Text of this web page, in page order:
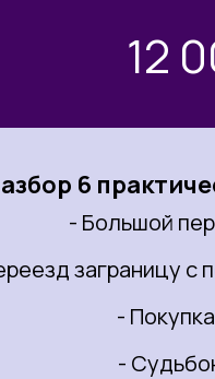
12
6
- Большой
заграницу с
-
-